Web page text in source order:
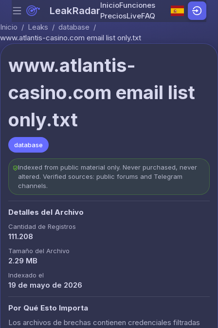
Skip to content
Menu LeakRadarInicioFunciones
PreciosLiveFAQ
Inicio / Leaks / database /
www.atlantis-casino.com email list only.txt
www.atlantis-
casino.com email list
only.txt
database
Indexed from public material only. Never purchased, never
altered. Verified sources: public forums and Telegram
channels.
Detalles del Archivo
Cantidad de Registros
111.208
Tamaño del Archivo
2.29 MB
Indexado el
19 de mayo de 2026
Por Qué Esto Importa
Los archivos de brechas contienen credenciales filtradas